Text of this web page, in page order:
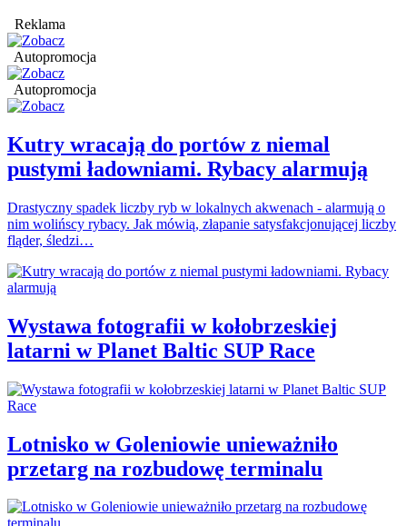
Reklama
Autopromocja
Autopromocja
Kutry wracają do portów z niemal
pustymi ładowniami. Rybacy alarmują
Drastyczny spadek liczby ryb w lokalnych akwenach - alarmują o
nim wolińscy rybacy. Jak mówią, złapanie satysfakcjonującej liczby
fląder, śledzi…
Wystawa fotografii w kołobrzeskiej
latarni w Planet Baltic SUP Race
Lotnisko w Goleniowie unieważniło
przetarg na rozbudowę terminalu